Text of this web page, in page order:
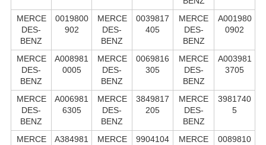
MERCE
DES-
BENZ
0019800
902
MERCE
DES-
BENZ
0039817
405
MERCE
DES-
BENZ
A001980
0902
MERCE
DES-
BENZ
A008981
0005
MERCE
DES-
BENZ
0069816
305
MERCE
DES-
BENZ
A003981
3705
MERCE
DES-
BENZ
A006981
6305
MERCE
DES-
BENZ
3849817
205
MERCE
DES-
BENZ
3981740
5
MERCE
A384981
MERCE
9904104
MERCE
0089810